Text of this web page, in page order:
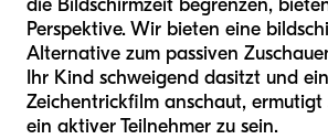
die Bildschirmzeit begrenzen,
Perspektive. Wir bieten eine
Alternative zum passiven
Ihr Kind schweigend dasitzt und
Zeichentrickfilm anschaut, ermutigt
ein aktiver Teilnehmer zu sein.